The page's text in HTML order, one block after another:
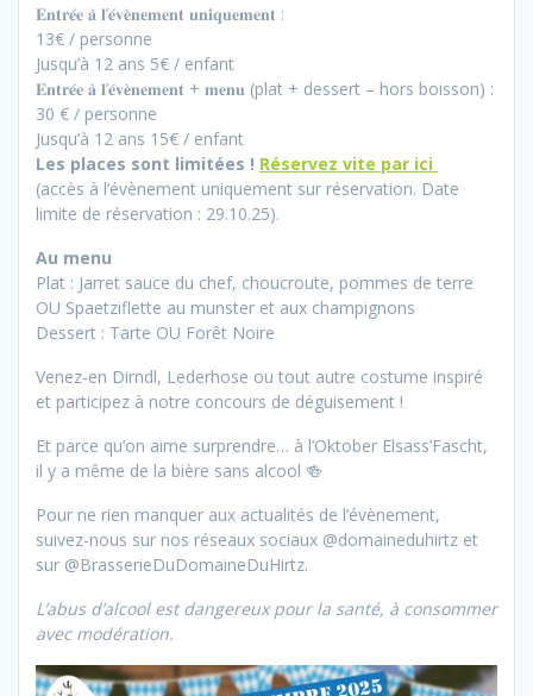
𝐄𝐧𝐭𝐫𝐞́𝐞 𝐚̀ 𝐥’𝐞́𝐯𝐞̀𝐧𝐞𝐦𝐞𝐧𝐭 𝐮𝐧𝐢𝐪𝐮𝐞𝐦𝐞𝐧𝐭 :
13€ / personne
Jusqu’à 12 ans 5€ / enfant
𝐄𝐧𝐭𝐫𝐞́𝐞 𝐚̀ 𝐥’𝐞́𝐯𝐞̀𝐧𝐞𝐦𝐞𝐧𝐭 + 𝐦𝐞𝐧𝐮 (plat + dessert – hors boisson) :
30 € / personne
Jusqu’à 12 ans 15€ / enfant
Les places sont limitées ! Réservez vite par ici
(accès à l’évènement uniquement sur réservation. Date
limite de réservation : 29.10.25).
Au menu
Plat : Jarret sauce du chef, choucroute, pommes de terre
OU Spaetziflette au munster et aux champignons
Dessert : Tarte OU Forêt Noire
Venez-en Dirndl, Lederhose ou tout autre costume inspiré
et participez à notre concours de déguisement !
Et parce qu’on aime surprendre… à l’Oktober Elsass’Fascht,
il y a même de la bière sans alcool 🍻
Pour ne rien manquer aux actualités de l’évènement,
suivez-nous sur nos réseaux sociaux @domaineduhirtz et
sur @BrasserieDuDomaineDuHirtz.
L’abus d’alcool est dangereux pour la santé, à consommer
avec modération.